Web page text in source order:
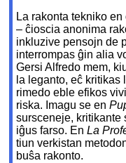
La rakonta tekniko
– ĉioscia anonima
inkluzive pensojn de
interrompas ĝin alia
Gersi Alfredo mem,
la leganto, eĉ
rimedo eble efikos
riska. Imagu se en
sursceneje, kritikante
iĝus farso. EnLa
tiun verkistan
buŝa rakonto.